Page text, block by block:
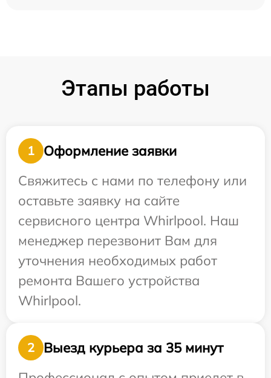
Этапы работы
1
Оформление заявки
Свяжитесь с нами по телефону или
оставьте заявку на сайте
сервисного центра Whirlpool. Наш
менеджер перезвонит Вам для
уточнения необходимых работ
ремонта Вашего устройства
Whirlpool.
2
Выезд курьера за 35 минут